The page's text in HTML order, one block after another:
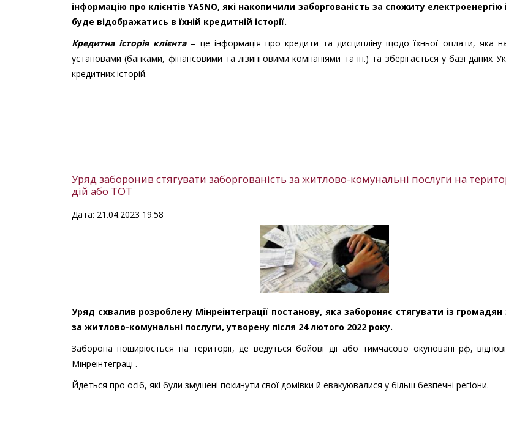
інформацію про клієнтів YASNO, які накопичили заборгованість за спожиту електроенергію
буде відображатись в їхній кредитній історії.
Кредитна історія клієнта– це інформація про кредити та дисципліну щодо їхньої оплати, яка
установами (банками, фінансовими та лізинговими компаніями та ін.) та зберігається у базі даних
кредитних історій.
Уряд заборонив стягувати заборгованість за житлово-комунальні послуги на
дій або ТОТ
Дата: 21.04.2023 19:58
Уряд схвалив розроблену Мінреінтеграції постанову, яка забороняє стягувати із громадян
за житлово-комунальні послуги, утворену після 24 лютого 2022 року.
Заборона поширюється на території, де ведуться бойові дії або тимчасово окуповані рф,
Мінреінтеграції.
Йдеться про осіб, які були змушені покинути свої домівки й евакуювалися у більш безпечні регіони.